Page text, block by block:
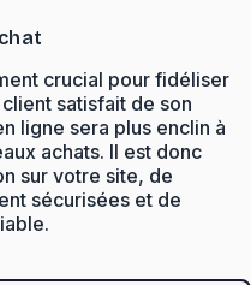
crucial pour fidéliser
satisfait de son
ligne sera plus enclin à
achats. Il est donc
sur votre site, de
sécurisées et de